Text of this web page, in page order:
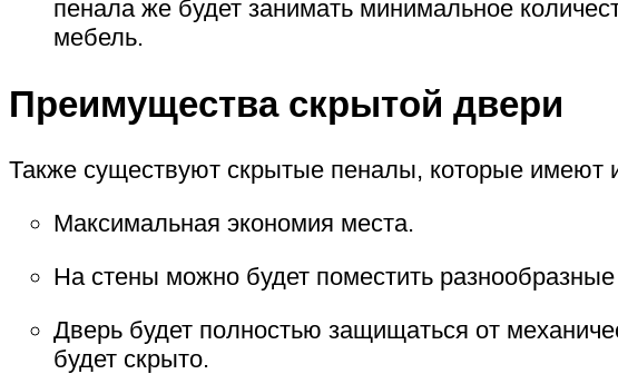
пенала же будет занимать минимальное
мебель.
Преимущества скрытой двери
Также существуют скрытые пеналы, которые
Максимальная экономия места.
На стены можно будет поместить
Дверь будет полностью защищаться от
будет скрыто.